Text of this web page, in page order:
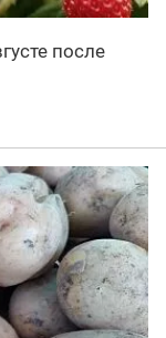
после